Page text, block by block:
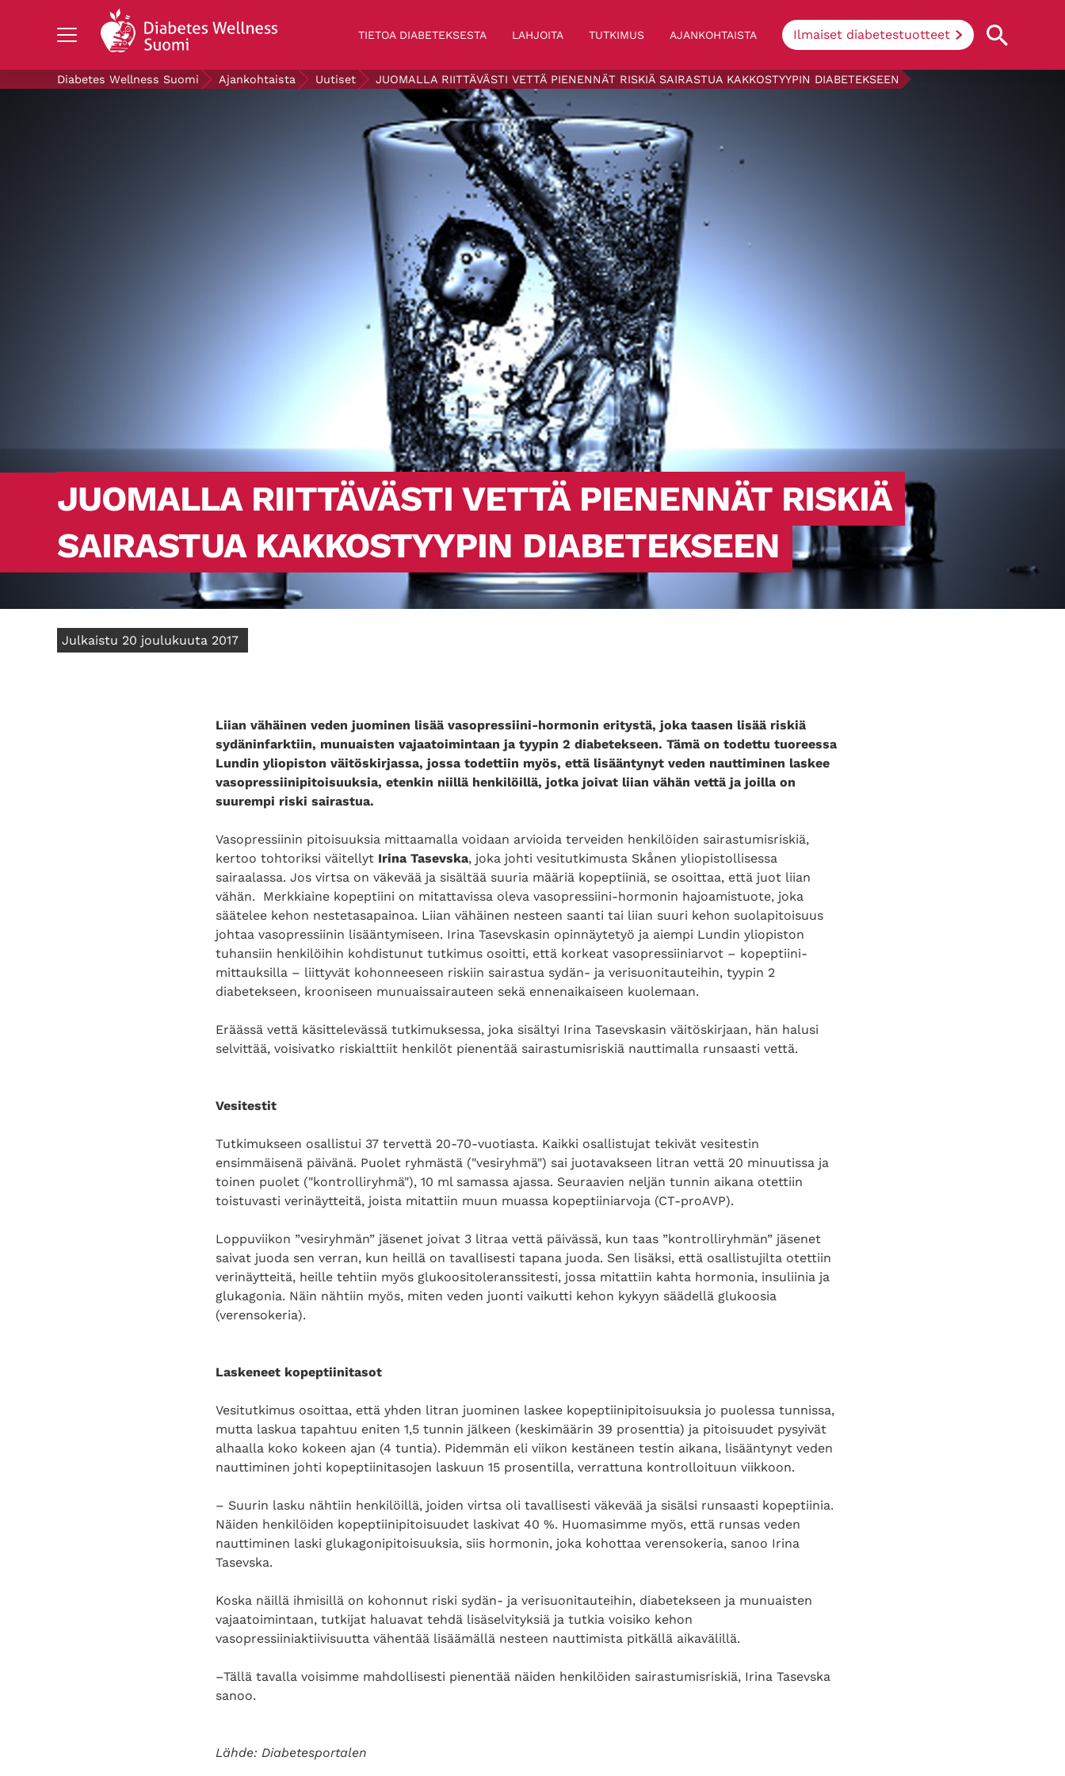
TIETOA DIABETEKSESTA LAHJOITA TUTKIMUS AJANKOHTAISTA Ilmaiset diabetestuotteet
Mikä on diabetes?
Search Diabetes Wellness Suomi
Diabetes Wellness Suomi Ajankohtaista Uutiset JUOMALLA RIITTÄVÄSTI VETTÄ PIENENNÄT RISKIÄ SAIRASTUA KAKKOSTYYPIN DIABETEKSEEN
JUOMALLA RIITTÄVÄSTI VETTÄ PIENENNÄT RISKIÄ
SAIRASTUA KAKKOSTYYPIN DIABETEKSEEN
Julkaistu 20 joulukuuta 2017
Liian vähäinen veden juominen lisää vasopressiini-hormonin eritystä, joka taasen lisää riskiä
sydäninfarktiin, munuaisten vajaatoimintaan ja tyypin 2 diabetekseen. Tämä on todettu tuoreessa
Lundin yliopiston väitöskirjassa, jossa todettiin myös, että lisääntynyt veden nauttiminen laskee
vasopressiinipitoisuuksia, etenkin niillä henkilöillä, jotka joivat liian vähän vettä ja joilla on
suurempi riski sairastua.
Vasopressiinin pitoisuuksia mittaamalla voidaan arvioida terveiden henkilöiden sairastumisriskiä,
kertoo tohtoriksi väitellyt Irina Tasevska, joka johti vesitutkimusta Skånen yliopistollisessa
sairaalassa. Jos virtsa on väkevää ja sisältää suuria määriä kopeptiiniä, se osoittaa, että juot liian
vähän. Merkkiaine kopeptiini on mitattavissa oleva vasopressiini-hormonin hajoamistuote, joka
säätelee kehon nestetasapainoa. Liian vähäinen nesteen saanti tai liian suuri kehon suolapitoisuus
johtaa vasopressiinin lisääntymiseen. Irina Tasevskasin opinnäytetyö ja aiempi Lundin yliopiston
tuhansiin henkilöihin kohdistunut tutkimus osoitti, että korkeat vasopressiiniarvot – kopeptiini-
mittauksilla – liittyvät kohonneeseen riskiin sairastua sydän- ja verisuonitauteihin, tyypin 2
diabetekseen, krooniseen munuaissairauteen sekä ennenaikaiseen kuolemaan.
Eräässä vettä käsittelevässä tutkimuksessa, joka sisältyi Irina Tasevskasin väitöskirjaan, hän halusi
selvittää, voisivatko riskialttiit henkilöt pienentää sairastumisriskiä nauttimalla runsaasti vettä.
Vesitestit
Tutkimukseen osallistui 37 tervettä 20-70-vuotiasta. Kaikki osallistujat tekivät vesitestin
ensimmäisenä päivänä. Puolet ryhmästä ("vesiryhmä") sai juotavakseen litran vettä 20 minuutissa ja
toinen puolet ("kontrolliryhmä"), 10 ml samassa ajassa. Seuraavien neljän tunnin aikana otettiin
toistuvasti verinäytteitä, joista mitattiin muun muassa kopeptiiniarvoja (CT-proAVP).
Loppuviikon ”vesiryhmän” jäsenet joivat 3 litraa vettä päivässä, kun taas ”kontrolliryhmän” jäsenet
saivat juoda sen verran, kun heillä on tavallisesti tapana juoda. Sen lisäksi, että osallistujilta otettiin
verinäytteitä, heille tehtiin myös glukoositoleranssitesti, jossa mitattiin kahta hormonia, insuliinia ja
glukagonia. Näin nähtiin myös, miten veden juonti vaikutti kehon kykyyn säädellä glukoosia
(verensokeria).
Laskeneet kopeptiinitasot
Vesitutkimus osoittaa, että yhden litran juominen laskee kopeptiinipitoisuuksia jo puolessa tunnissa,
mutta laskua tapahtuu eniten 1,5 tunnin jälkeen (keskimäärin 39 prosenttia) ja pitoisuudet pysyivät
alhaalla koko kokeen ajan (4 tuntia). Pidemmän eli viikon kestäneen testin aikana, lisääntynyt veden
nauttiminen johti kopeptiinitasojen laskuun 15 prosentilla, verrattuna kontrolloituun viikkoon.
– Suurin lasku nähtiin henkilöillä, joiden virtsa oli tavallisesti väkevää ja sisälsi runsaasti kopeptiinia.
Näiden henkilöiden kopeptiinipitoisuudet laskivat 40 %. Huomasimme myös, että runsas veden
nauttiminen laski glukagonipitoisuuksia, siis hormonin, joka kohottaa verensokeria, sanoo Irina
Tasevska.
Koska näillä ihmisillä on kohonnut riski sydän- ja verisuonitauteihin, diabetekseen ja munuaisten
vajaatoimintaan, tutkijat haluavat tehdä lisäselvityksiä ja tutkia voisiko kehon
vasopressiiniaktiivisuutta vähentää lisäämällä nesteen nauttimista pitkällä aikavälillä.
–Tällä tavalla voisimme mahdollisesti pienentää näiden henkilöiden sairastumisriskiä, Irina Tasevska
sanoo.
Lähde: Diabetesportalen